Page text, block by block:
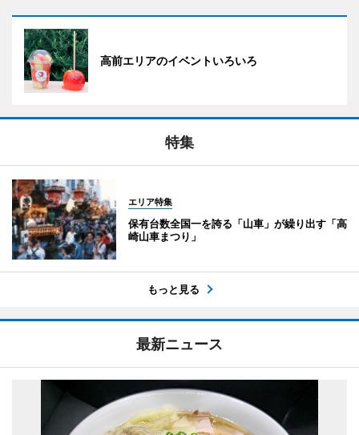
高前エリアのイベントいろいろ
特集
エリア特集
保有台数全国一を誇る「山車」が繰り出す「高
崎山車まつり」
もっと見る
最新ニュース